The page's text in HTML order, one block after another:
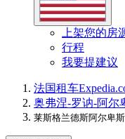
上架您的房
行程
我要提建议
法国租车
奥弗涅-罗讷-阿尔
莱斯格兰德斯阿尔卑斯